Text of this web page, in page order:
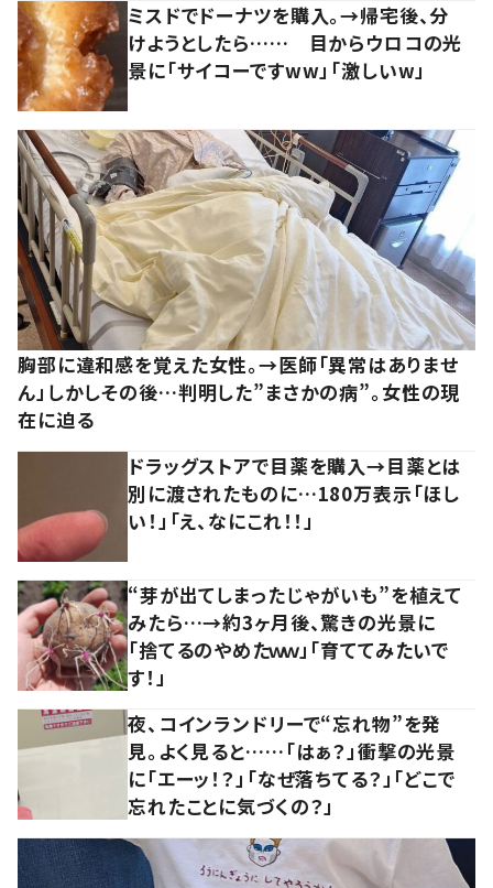
ミスドでドーナツを購入。→帰宅後、分
けようとしたら…… 目からウロコの光
景に「サイコーですww」「激しいw」
胸部に違和感を覚えた女性。→医師「異常はありませ
ん」しかしその後…判明した”まさかの病”。女性の現
在に迫る
ドラッグストアで目薬を購入→目薬とは
別に渡されたものに…180万表示「ほし
い！」「え、なにこれ！！」
“芽が出てしまったじゃがいも”を植えて
みたら…→約3ヶ月後、驚きの光景に
「捨てるのやめたｗｗ」「育ててみたいで
す！」
夜、コインランドリーで“忘れ物”を発
見。よく見ると……「はぁ？」衝撃の光景
に「エーッ！？」「なぜ落ちてる？」「どこで
忘れたことに気づくの？」